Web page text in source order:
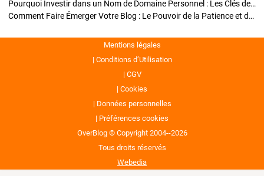
Pourquoi Investir dans un Nom de Domaine Personnel : Les Clés de la Réussite de Votre Blog
Comment Faire Émerger Votre Blog : Le Pouvoir de la Patience et de la Persévérance
Mentions légales
Conditions d’Utilisation
CGV
Cookies
Données personnelles
Préférences cookies
OverBlog © Copyright 2004--2026
Tous droits réservés
Webedia